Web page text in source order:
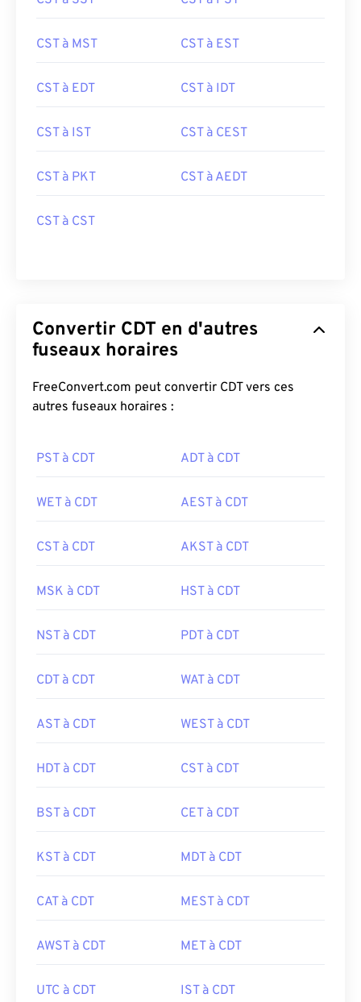
CST à MST CST à EST
CST à EDT CST à IDT
CST à IST CST à CEST
CST à PKT CST à AEDT
CST à CST
Convertir CDT en d'autres
fuseaux horaires
FreeConvert.com peut convertir CDT vers ces
autres fuseaux horaires :
PST à CDT ADT à CDT
WET à CDT AEST à CDT
CST à CDT AKST à CDT
MSK à CDT HST à CDT
NST à CDT PDT à CDT
CDT à CDT WAT à CDT
AST à CDT WEST à CDT
HDT à CDT CST à CDT
BST à CDT CET à CDT
KST à CDT MDT à CDT
CAT à CDT MEST à CDT
AWST à CDT MET à CDT
UTC à CDT IST à CDT